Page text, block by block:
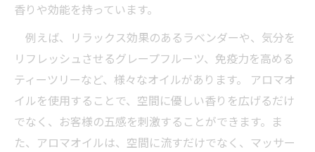
香りや効能を持っています。
例えば、リラックス効果のあるラベンダーや、気分を
リフレッシュさせるグレープフルーツ、免疫力を高める
ティーツリーなど、様々なオイルがあります。 アロマオ
イルを使用することで、空間に優しい香りを広げるだけ
でなく、お客様の五感を刺激することができます。ま
た、アロマオイルは、空間に流すだけでなく、マッサー